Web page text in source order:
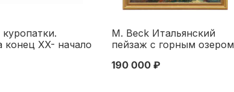
конец XX- начало
М. Beck Итальянский
пейзаж с горным озером
60,5x74,5 см. Европа
190 000 ₽